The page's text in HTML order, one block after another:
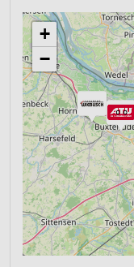
+
−